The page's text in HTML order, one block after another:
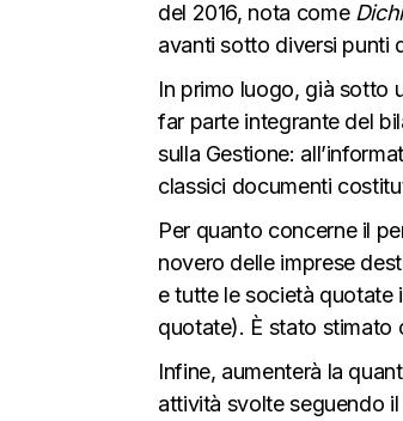
del 2016, nota come
avanti sotto diversi punti
In primo luogo, già sotto
far parte integrante del
sulla Gestione:
classici documenti
Per quanto concerne il
novero delle imprese
e tutte le società quotate
quotate). È stato stimato
Infine, aumenterà la
attività svolte seguendo